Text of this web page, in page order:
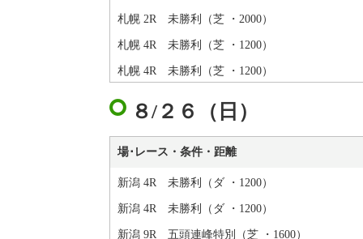
札幌 2R 未勝利（芝 ・2000）
札幌 4R 未勝利（芝 ・1200）
札幌 4R 未勝利（芝 ・1200）
８/２６（日）
場･レース・条件・距離
新潟 4R 未勝利（ダ ・1200）
新潟 4R 未勝利（ダ ・1200）
新潟 9R 五頭連峰特別（芝 ・1600）